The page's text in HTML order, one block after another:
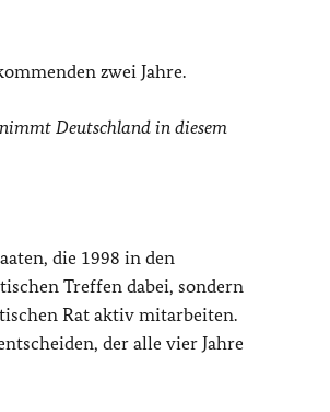
zwei Jahre.
Deutschland in diesem
die 1998 in den
Treffen dabei, sondern
Rat aktiv mitarbeiten.
der alle vier Jahre